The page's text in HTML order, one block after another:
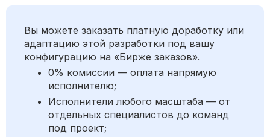
Вы можете заказать платную доработку или
адаптацию этой разработки под вашу
конфигурацию на «Бирже заказов».
0% комиссии — оплата напрямую
исполнителю;
Исполнители любого масштаба — от
отдельных специалистов до команд
под проект;